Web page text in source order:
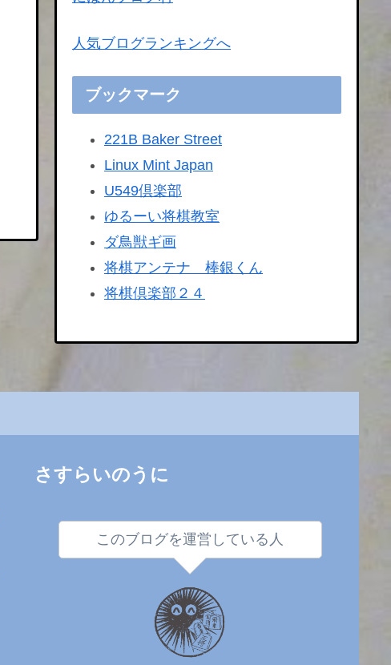
人気ブログランキングへ
ブックマーク
221B Baker Street
Linux Mint Japan
U549倶楽部
ゆるーい将棋教室
ダ鳥獣ギ画
将棋アンテナ 棒銀くん
将棋倶楽部２４
さすらいのうに
このブログを運営している人